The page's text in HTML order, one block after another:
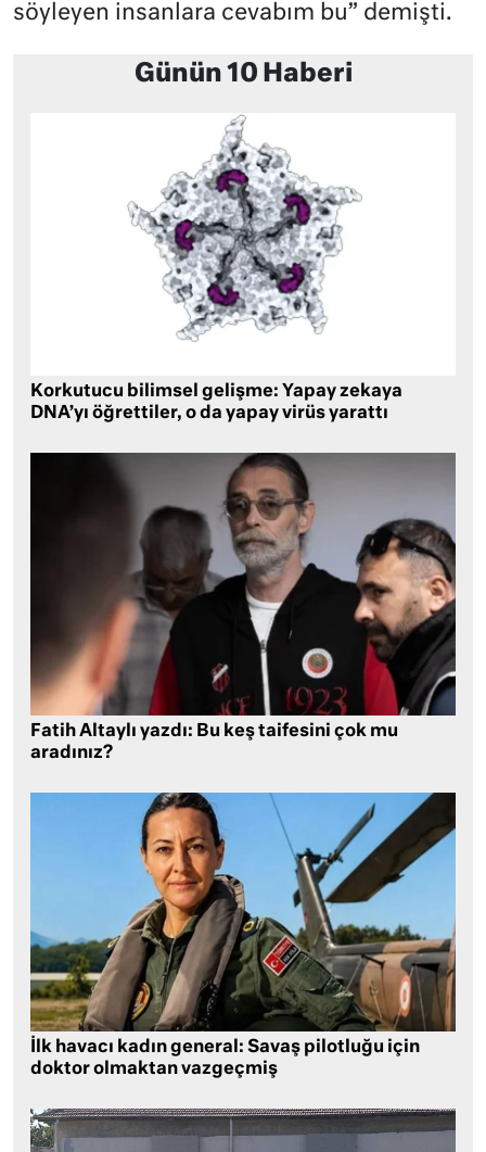
söyleyen insanlara cevabım bu” demişti.
Günün 10 Haberi
Korkutucu bilimsel gelişme: Yapay zekaya
DNA’yı öğrettiler, o da yapay virüs yarattı
Fatih Altaylı yazdı: Bu keş taifesini çok mu
aradınız?
İlk havacı kadın general: Savaş pilotluğu için
doktor olmaktan vazgeçmiş